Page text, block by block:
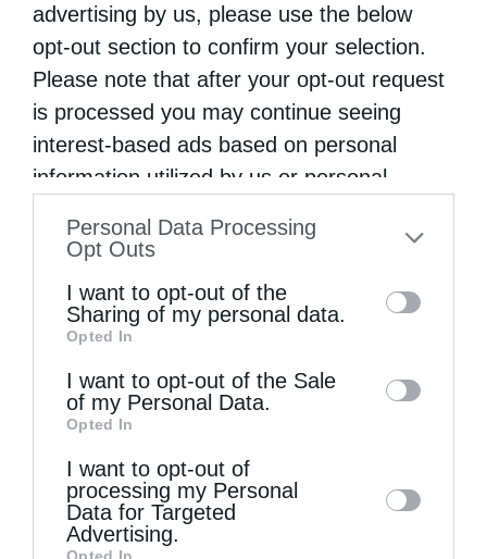
advertising by us, please use the below
opt-out section to confirm your selection.
Please note that after your opt-out request
is processed you may continue seeing
interest-based ads based on personal
information utilized by us or personal
to your opt-out. You may separately opt-out
information by third parties on the IAB’s list
of downstream participants. This
information may also be disclosed by us to
third parties on theIAB’s List of
Downstream Participants
disclose it to other third parties.
Personal Data Processing
Opt Outs
I want to opt-out of the
Sharing of my personal data.
Opted In
I want to opt-out of the Sale
of my Personal Data.
Opted In
I want to opt-out of
processing my Personal
Data for Targeted
Advertising.
Opted In
Τελευταία άρθρα